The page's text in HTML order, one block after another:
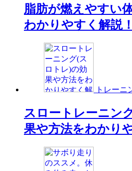
脂肪が燃えやすい
わかりやすく解説！
トレーニ
スロートレーニン
果や方法をわかり